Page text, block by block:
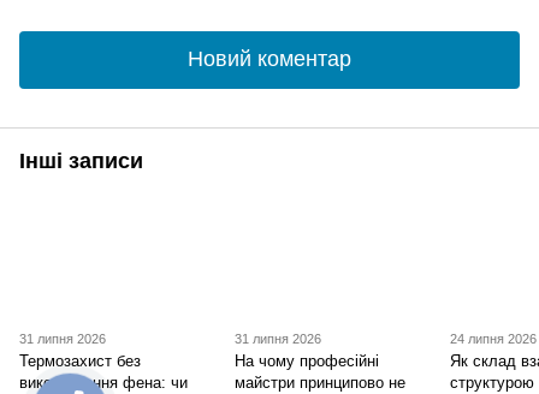
Новий коментар
Інші записи
31 липня 2026
Термозахист без
використання фена: чи
31 липня 2026
На чому професійні
майстри принципово не
24 липня 2026
Як склад